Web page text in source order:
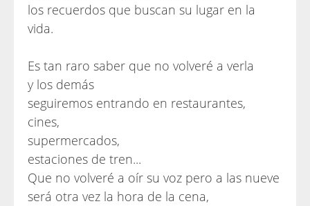
los recuerdos que buscan su lugar en la
vida.
Es tan raro saber que no volveré a verla
y los demás
seguiremos entrando en restaurantes,
cines,
supermercados,
estaciones de tren...
Que no volveré a oír su voz pero a las nueve
será otra vez la hora de la cena,